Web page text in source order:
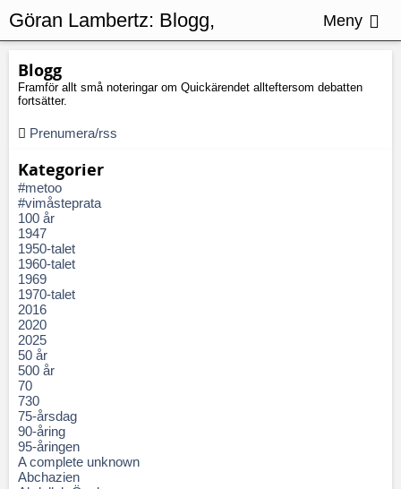
Blogg
Framför allt små noteringar om Quickärendet allteftersom debatten
fortsätter.
Prenumera/rss
Kategorier
#metoo
#vimåsteprata
100 år
1947
1950-talet
1960-talet
1969
1970-talet
2016
2020
2025
50 år
500 år
70
730
75-årsdag
90-åring
95-åringen
A complete unknown
Abchazien
Göran Lambertz: Blogg,
Kommissionen
Meny